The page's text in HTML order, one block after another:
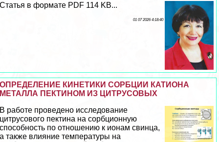
Статья в формате PDF 114 KB...
01 07 2026 4:18:40
ОПРЕДЕЛЕНИЕ КИНЕТИКИ СОРБЦИИ КАТИОНА
МЕТАЛЛА ПЕКТИНОМ ИЗ ЦИТРУСОВЫХ
В работе проведено исследование
цитрусового пектина на сорбционную
способность по отношению к ионам свинца,
а также влияние температуры на